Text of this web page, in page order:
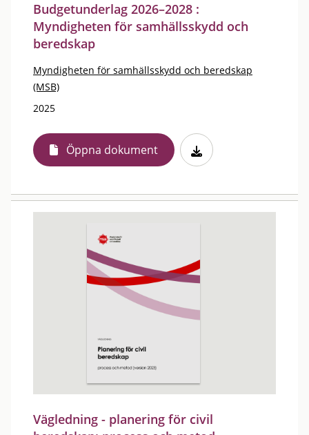
Budgetunderlag 2026–2028 :
Myndigheten för samhällsskydd och
beredskap
Myndigheten för samhällsskydd och beredskap
(MSB)
2025
Öppna dokument
Vägledning - planering för civil